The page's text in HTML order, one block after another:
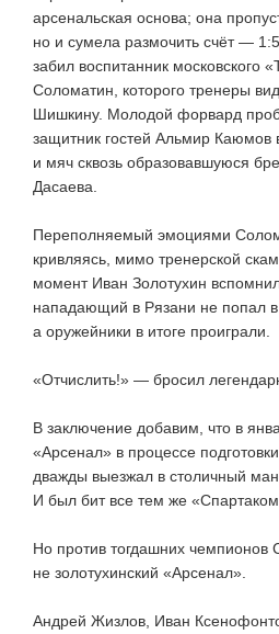
арсенальская основа; она
но и сумела размочить счёт —
забил воспитанник московского
Соломатин, которого тренеры
Шишкину. Молодой форвард
защитник гостей Альмир Каюмов
и мяч сквозь образовавшуюся
Дасаева.
Переполняемый эмоциями
кривляясь, мимо тренерской
момент Иван Золотухин
нападающий в Рязани не попал в
а оружейники в итоге проиграли.
«Отчислить!» — бросил
В заключение добавим, что в
«Арсенал» в процессе
дважды выезжал в столичный
И был бит все тем же
Но против тогдашних чемпионов
не золотухинский «Арсенал».
Андрей Жизлов, Иван